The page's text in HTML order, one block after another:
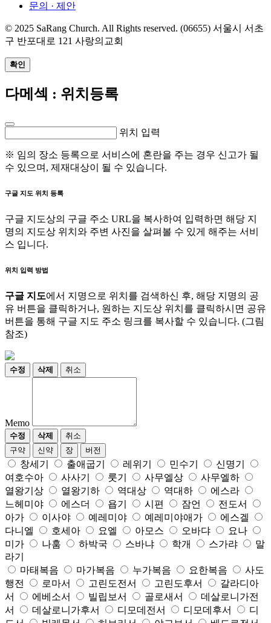
문의 · 제안
© 2025 SaRang Church. All Rights reserved. (06655) 서울시 서초
구 반포대로 121 사랑의교회
확인
다메섹 : 위치등록
위치 입력
※ 임의 장소 등록으로 서비스에 혼란을 주는 경우 신고가 될
수 있으며, 제재대상이 될 수 있습니다.
구글 지도 위치 등록
구글 지도상의 구글 주소 URL을 복사하여 입력하면 해당 지
명의 지도상 위치와 주변 사진을 살펴볼 수 있게 해주는 서비
스 입니다.
위치 입력 방법
구글 지도에서 지명으로 위치를 검색하신 후, 해당 지명의 공
유 버튼을 클릭하거나, 원하는 지도상 위치를 클릭하시면 공유
버튼을 통해 구글 지도 주소 링크를 복사할 수 있습니다. (그림
참조)
수정 삭제 취소
Memo
수정 삭제
취소
구약
신약 장 버전
창세기 출애굽기 레위기 민수기
신명기
여호수아
사사기 룻기 사무엘상
사무엘하
열왕기상
열왕기하 역대상 역대하
에스라
느헤미야
에스더 욥기 시편 잠언
전도서
아가
이사야 예레미야 예레미야애가
에스겔
다니엘
호세아 요엘 아모스 오바댜
요나
미가
나훔 하박국 스바냐 학개 스가랴
말
라기
마태복음
마가복음 누가복음 요한복음
사도
행전
로마서 고린도전서 고린도후서
갈라디아
서
에베소서 빌립보서 골로새서
데살로니가전
서
데살로니가후서 디모데전서 디모데후서
디